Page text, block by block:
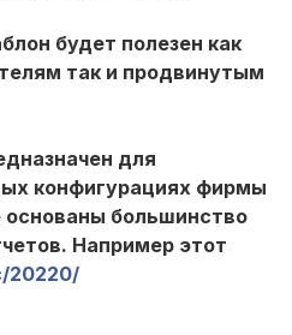
будет полезен как
так и продвинутым
для
конфигурациях фирмы
большинство
Например этот
20220/